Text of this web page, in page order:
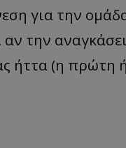
για την
την
ήττα (η πρώτη